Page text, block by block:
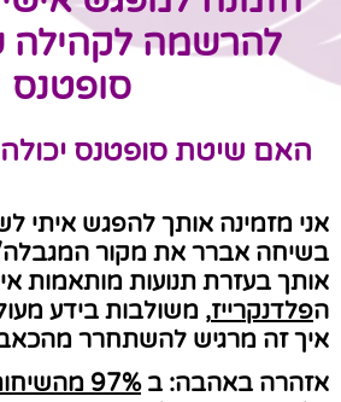
להרשמה לקהילה
סופטנס
האם שיטת סופטנס
אני מזמינה אותך להפגש איתי
בשיחה אברר את מקור
אותך בעזרת תנועות מותאמות
הפלדנקרייז, משולבות בידע
איך זה מרגיש להשתחרר
אזהרה באהבה: ב97% מהשיחות